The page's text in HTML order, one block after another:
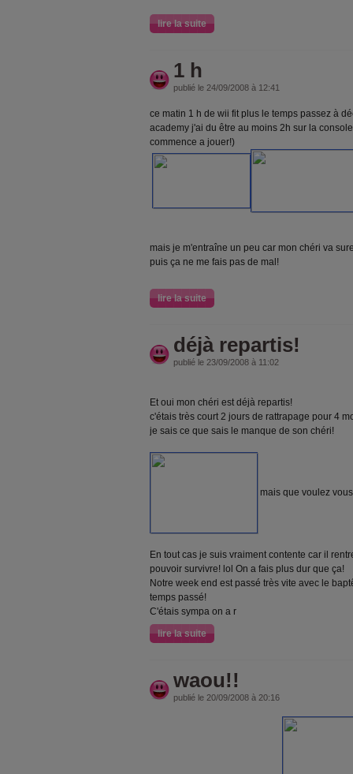
lire la suite
1 h
publié le 24/09/2008 à 12:41
ce matin 1 h de wii fit plus le temps passez à
academy j'ai du être au moins 2h sur la
commence a jouer!)
mais je m'entraîne un peu car mon chéri va
puis ça ne me fais pas de mal!
lire la suite
déjà repartis!
publié le 23/09/2008 à 11:02
Et oui mon chéri est déjà repartis!
c'étais très court 2 jours de rattrapage pour 4
je sais ce que sais le manque de son chéri!
mais que voulez
En tout cas je suis vraiment contente car il
pouvoir survivre! lol On a fais plus dur que ça!
Notre week end est passé très vite avec le
temps passé!
C'étais sympa on a r
lire la suite
waou!!
publié le 20/09/2008 à 20:16